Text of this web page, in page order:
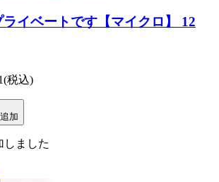
イベートです【マイクロ】 12
(税込)
加
しました